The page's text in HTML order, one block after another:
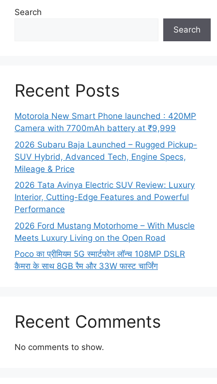
Search
Search
Recent Posts
Motorola New Smart Phone launched : 420MP
Camera with 7700mAh battery at ₹9,999
2026 Subaru Baja Launched – Rugged Pickup-
SUV Hybrid, Advanced Tech, Engine Specs,
Mileage & Price
2026 Tata Avinya Electric SUV Review: Luxury
Interior, Cutting-Edge Features and Powerful
Performance
2026 Ford Mustang Motorhome – With Muscle
Meets Luxury Living on the Open Road
Poco का प्रीमियम 5G स्मार्टफोन लॉन्च 108MP DSLR
कैमरा के साथ 8GB रैम और 33W फास्ट चार्जिंग
Recent Comments
No comments to show.